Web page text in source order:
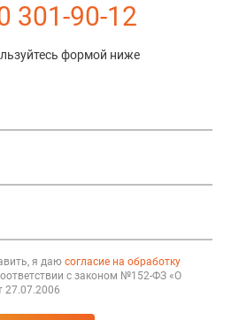
301-90-12
формой ниже
я даю согласие на обработку
с законом №152-ФЗ «О
27.07.2006